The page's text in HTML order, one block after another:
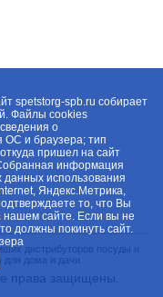
дистрибуторов посуды и
для дома и дачи.
права защищены.
spetstorg-spb.ru собирает
Файлы cookies
о
ОС и браузера; тип
пришел на сайт
информация
данных использования
Яндекс.Метрика,
то, что Вы
сайте. Если вы не
должны покинуть сайт.